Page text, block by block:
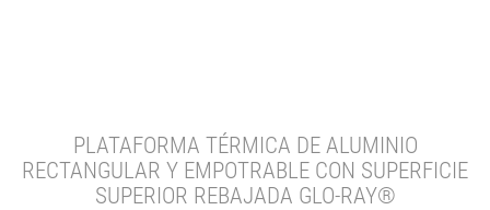
PLATAFORMA TÉRMICA DE ALUMINIO
RECTANGULAR Y EMPOTRABLE CON SUPERFICIE
SUPERIOR REBAJADA GLO-RAY®